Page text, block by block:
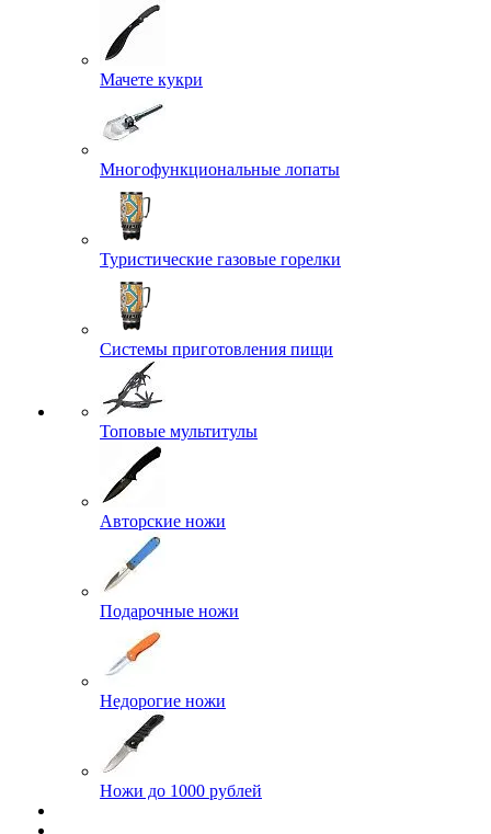
Мачете кукри
Многофункциональные лопаты
Туристические газовые горелки
Системы приготовления пищи
Топовые мультитулы
Авторские ножи
Подарочные ножи
Недорогие ножи
Ножи до 1000 рублей